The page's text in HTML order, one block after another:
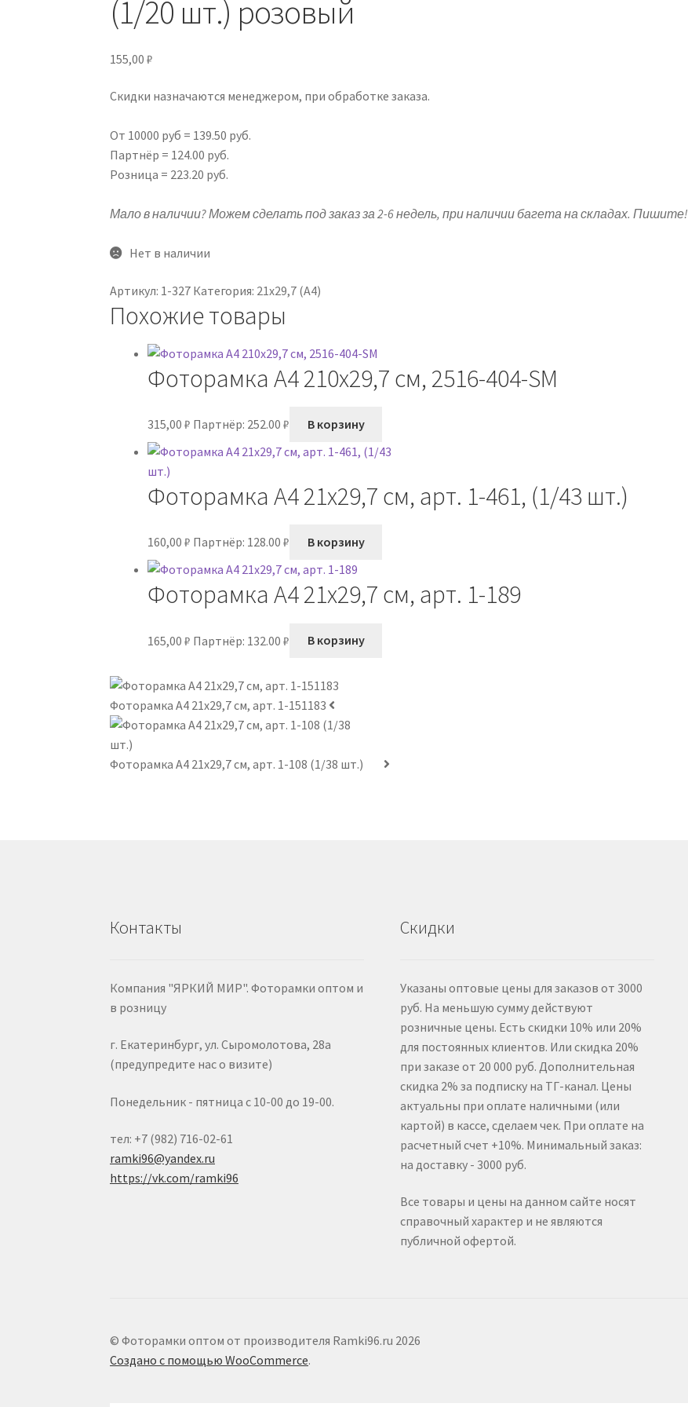
(1/20 шт.) розовый
155,00₽
Скидки назначаются менеджером, при обработке заказа.
От 10000 руб = 139.50 руб.
Партнёр = 124.00 руб.
Розница = 223.20 руб.
Мало в наличии? Можем сделать под заказ за 2-6 недель, при наличии багета на складах. Пишите!
Нет в наличии
Артикул: 1-327 Категория: 21х29,7 (А4)
Похожие товары
Фоторамка А4 210х29,7 см, 2516-404-SM
315,00₽ Партнёр: 252.00 ₽ В корзину
Фоторамка А4 21х29,7 см, арт. 1-461, (1/43 шт.)
160,00₽ Партнёр: 128.00 ₽ В корзину
Фоторамка А4 21х29,7 см, арт. 1-189
165,00₽ Партнёр: 132.00 ₽ В корзину
Фоторамка А4 21х29,7 см, арт. 1-151183
Фоторамка А4 21х29,7 см, арт. 1-108 (1/38 шт.)
Контакты
Компания "ЯРКИЙ МИР". Фоторамки оптом и
в розницу
г. Екатеринбург, ул. Сыромолотова, 28а
(предупредите нас о визите)
Понедельник - пятница с 10-00 до 19-00.
тел: +7 (982) 716-02-61
ramki96@yandex.ru
https://vk.com/ramki96
Скидки
Указаны оптовые цены для заказов от 3000
руб. На меньшую сумму действуют
розничные цены. Есть скидки 10% или 20%
для постоянных клиентов. Или скидка 20%
при заказе от 20 000 руб. Дополнительная
скидка 2% за подписку на ТГ-канал. Цены
актуальны при оплате наличными (или
картой) в кассе, сделаем чек. При оплате на
расчетный счет +10%. Минимальный заказ:
на доставку - 3000 руб.
Все товары и цены на данном сайте носят
справочный характер и не являются
публичной офертой.
© Фоторамки оптом от производителя Ramki96.ru 2026
Создано с помощью WooCommerce.